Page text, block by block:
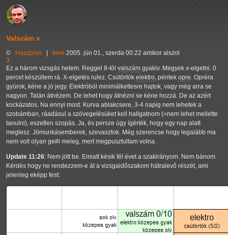
Valszám x
© Haszprus bme 2005. jún 01., szerda 00:22 amikor alszol
3
Ez a három vizsgás hetem. Reggel 8-tól valszám gyakiv. Megyek x-elgetni. 0
percet készültem rá. X-elgetés rulez. Csütörtök elektro, péntek opre. Opréra
gyúrok, kéne a jó jegy. Elektróból minimálkettesre hajtok, vagy még arra se
nagyon. Talán átnézem. De lehet hogy átnézni se kéne hozzá. De az azért
kockázatos. Na ennyi most. Kurva ablakcsere, 3-4 napig nem lehetek a
szobámban, ráadásul a szövegelésüket kell hallgatnom (=nem lehet mellette
tanulni), eszetlen szopás. Ja, és persze úgy ígérték, hogy egy nap alatt
meglesz. Jómunkásemberek, szevasztok. Még szerencse hogy legalább ma
nem volt olyan ge#i meleg, mert megpusztultam volna.
Update 11:26: Nem jött be. Emiatt késik fél évet a szakirányom. Nem bánom.
Kérdés hogy ne rendezzem-e át a vizsgaidőszakom hátralevő részét, ami
jelenleg eképp fest: